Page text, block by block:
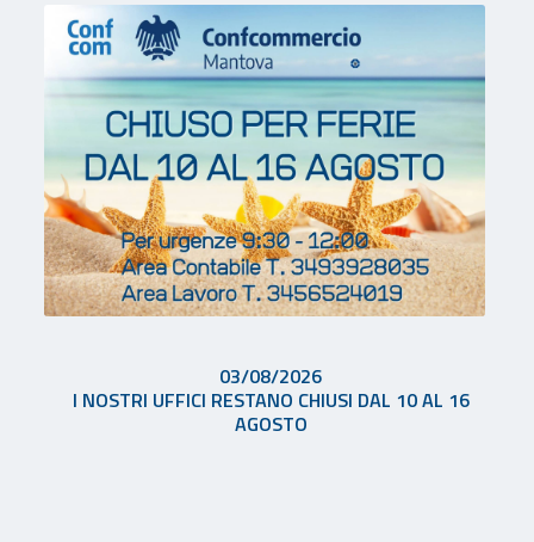
03/08/2026
I NOSTRI UFFICI RESTANO CHIUSI DAL 10 AL 16
AGOSTO